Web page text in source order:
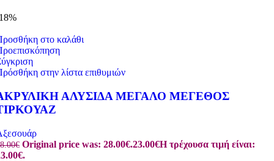
στο καλάθι
στην λίστα επιθυμιών
ΑΛΥΣΙΔΑ ΜΕΓΑΛΟ ΜΕΓΕΘΟΣ
€ Original price was: 28.00€.23.00€Η τρέχουσα τιμή είναι: